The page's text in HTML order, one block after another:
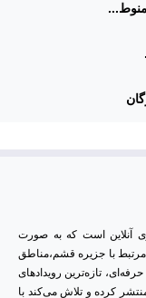
آنلاین است که به صورت
با جزیره قشم،مناطق
تازه‌ترین رویدادهای
کرده و تلاش می‌کند با